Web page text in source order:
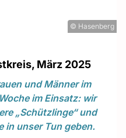
© Hasenberg
März 2025
und Männer im
im Einsatz: wir
„Schützlinge“ und
in unser Tun geben.